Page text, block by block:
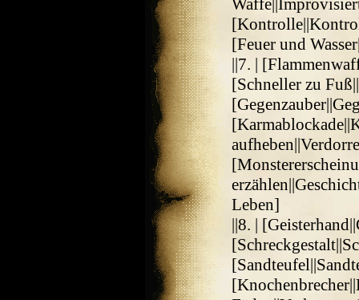
[Feuer und
||7. |
[Schneller zu
Leben]
||8. |